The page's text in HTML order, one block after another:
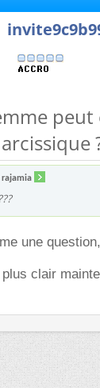
rajamia
une
clair